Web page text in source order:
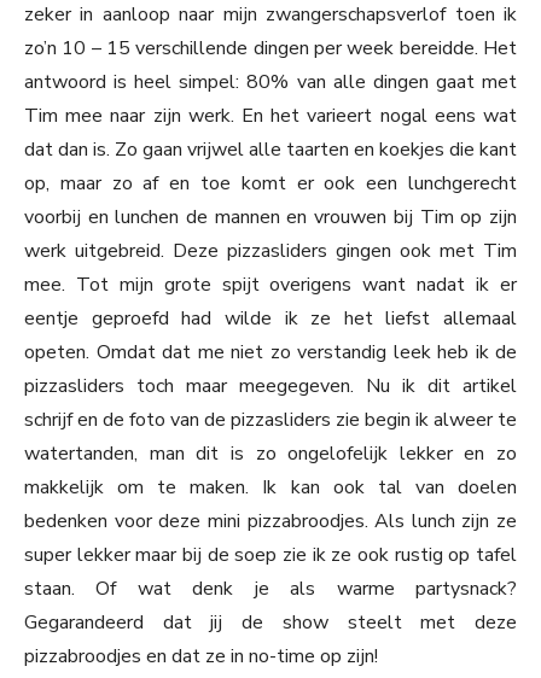
zeker in aanloop naar mijn zwangerschapsverlof toen ik
zo’n 10 – 15 verschillende dingen per week bereidde. Het
antwoord is heel simpel: 80% van alle dingen gaat met
Tim mee naar zijn werk. En het varieert nogal eens wat
dat dan is. Zo gaan vrijwel alle taarten en koekjes die kant
op, maar zo af en toe komt er ook een lunchgerecht
voorbij en lunchen de mannen en vrouwen bij Tim op zijn
werk uitgebreid. Deze pizzasliders gingen ook met Tim
mee. Tot mijn grote spijt overigens want nadat ik er
eentje geproefd had wilde ik ze het liefst allemaal
opeten. Omdat dat me niet zo verstandig leek heb ik de
pizzasliders toch maar meegegeven. Nu ik dit artikel
schrijf en de foto van de pizzasliders zie begin ik alweer te
watertanden, man dit is zo ongelofelijk lekker en zo
makkelijk om te maken. Ik kan ook tal van doelen
bedenken voor deze mini pizzabroodjes. Als lunch zijn ze
super lekker maar bij de soep zie ik ze ook rustig op tafel
staan. Of wat denk je als warme partysnack?
Gegarandeerd dat jij de show steelt met deze
pizzabroodjes en dat ze in no-time op zijn!